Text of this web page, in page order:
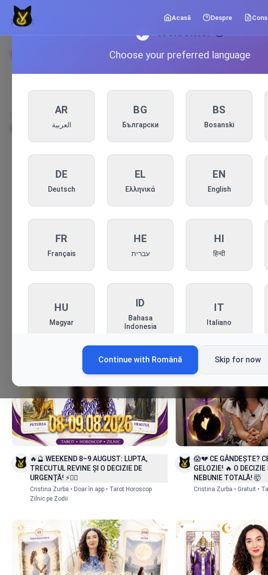
Welcome! 🌍
Choose your preferred language
AR
العربية
BG
Български
BS
Bosanski
DE
Deutsch
EL
Ελληνικά
EN
English
FR
Français
HE
עברית
HI
हिन्दी
HU
Magyar
ID
Bahasa
Indonesia
IT
Italiano
MN PL
RO
Română
RU
Русский
SK
Slovenčina
SR
Српски Türkçe
Continue with Română Skip for now
Acasă Despre
CATEGORII VIDEO
📚 Arhiva YouTube AUGUST 2026 IULIE 2026
Detalii
🔥🔮 WEEKEND 8–9 AUGUST: LUPTA,
TRECUTUL REVINE ȘI O DECIZIE DE
URGENȚĂ! ⚡❤️‍🔥
Cristina Zurba • Doar în app • Tarot Horoscop
Zilnic pe Zodii
😱💔 CE GÂNDEȘTE?
GELOZIE! 🔥 O
NEBUNIE TOTALĂ! 🤯
Cristina Zurba • Gratuit •